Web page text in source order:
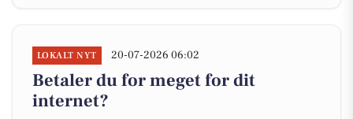
LOKALT NYT 20-07-2026 06:02
Betaler du for meget for dit
internet?